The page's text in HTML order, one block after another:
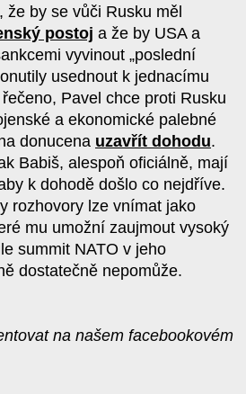
že by se vůči Rusku měl
postoj a že by USA a
vyvinout „poslední
usednout k jednacímu
Pavel chce proti Rusku
a ekonomické palebné
donucena uzavřít dohodu.
Babiš, alespoň oficiálně, mají
k dohodě došlo co nejdříve.
rozhovory lze vnímat jako
mu umožní zaujmout vysoký
summit NATO v jeho
dostatečně nepomůže.
na našem facebookovém